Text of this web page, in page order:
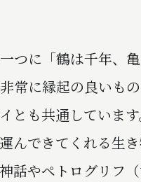
に「鶴は千年、亀
常に縁起の良いも
とも共通していま
んできてくれる生
話やペトログリフ